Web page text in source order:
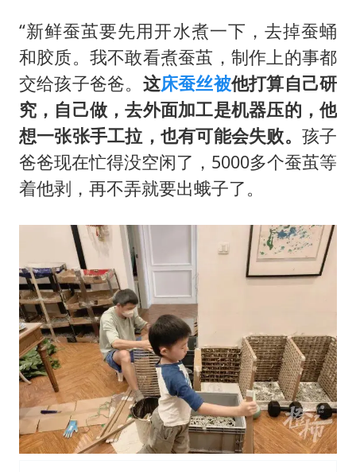
“新鲜蚕茧要先用开水煮一下，去掉蚕蛹
和胶质。我不敢看煮蚕茧，制作上的事都
交给孩子爸爸。 这床蚕丝被他打算自己研
究，自己做，去外面加工是机器压的，他
想一张张手工拉，也有可能会失败。 孩子
爸爸现在忙得没空闲了，5000多个蚕茧等
着他剥，再不弄就要出蛾子了。